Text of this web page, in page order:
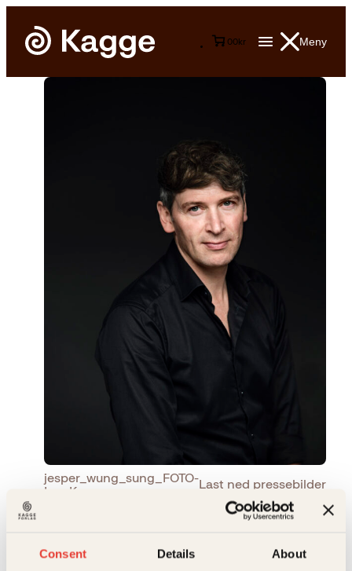
Consent Details About
Meny
00kr
jesper_wung_sung_FOTO-
Les-Kaner.
Last ned pressebilder
Forfatter